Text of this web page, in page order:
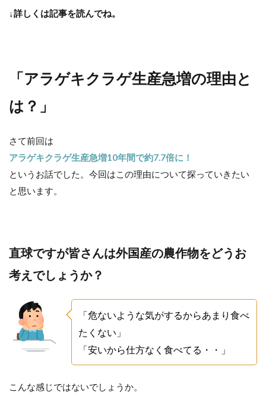
↓詳しくは記事を読んでね。
「アラゲキクラゲ生産急増の理由と
は？」
さて前回は
アラゲキクラゲ生産急増10年間で約7.7倍に！
というお話でした。今回はこの理由について探っていきたい
と思います。
直球ですが皆さんは外国産の農作物をどうお
考えでしょうか？
「危ないような気がするからあまり食べ
たくない」
「安いから仕方なく食べてる・・」
こんな感じではないでしょうか。